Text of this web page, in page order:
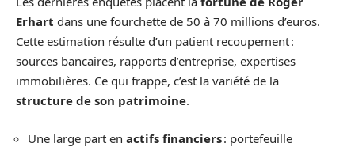
Erhart dans une fourchette de 50 à 70 millions d’euros.
Cette estimation résulte d’un patient recoupement :
sources bancaires, rapports d’entreprise, expertises
immobilières. Ce qui frappe, c’est la variété de la
structure de son patrimoine.
Une large part en actifs financiers: portefeuille